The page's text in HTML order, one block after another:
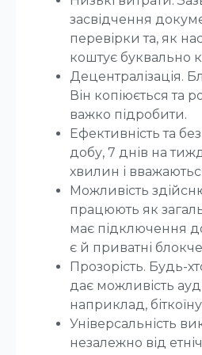
засвідчення
перевірки та, як
коштує буквально
Децентралізація.
Він копіюється та
важко підробити.
Ефективність та
добу, 7 днів на
хвилин і
Можливість
працюють як
має підключення
є й приватні
Прозорість. Будь-
дає можливість
наприклад,
Універсальність
незалежно від